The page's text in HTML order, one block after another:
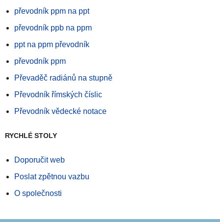
převodník ppm na ppt
převodník ppb na ppm
ppt na ppm převodník
převodník ppm
Převaděč radiánů na stupně
Převodník římských číslic
Převodník vědecké notace
RYCHLÉ STOLY
Doporučit web
Poslat zpětnou vazbu
O společnosti